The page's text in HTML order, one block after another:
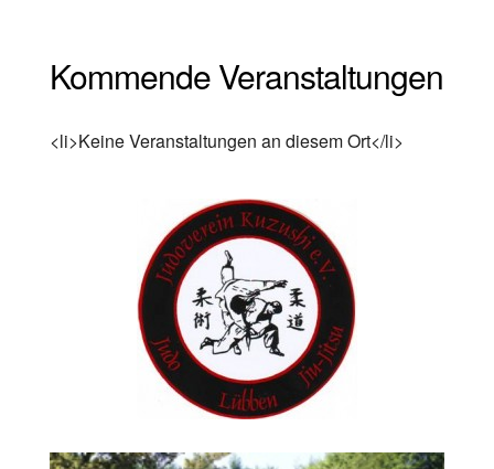
Kommende Veranstaltungen
<li>Keine Veranstaltungen an diesem Ort</li>